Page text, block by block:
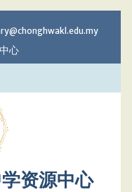
心
资源中心